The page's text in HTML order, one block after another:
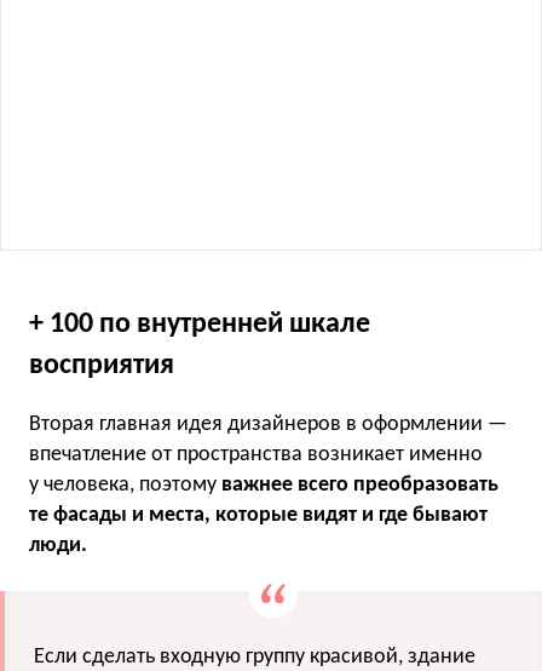
+ 100 по внутренней шкале
восприятия
Вторая главная идея дизайнеров в оформлении —
впечатление от пространства возникает именно
у человека, поэтому важнее всего преобразовать
те фасады и места, которые видят и где бывают
люди.
Если сделать входную группу красивой, здание